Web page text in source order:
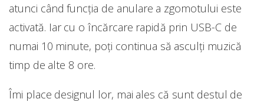
atunci când funcția de anulare a zgomotului este
activată. Iar cu o încărcare rapidă prin USB-C de
numai 10 minute, poți continua să asculți muzică
timp de alte 8 ore.
Îmi place designul lor, mai ales că sunt destul de